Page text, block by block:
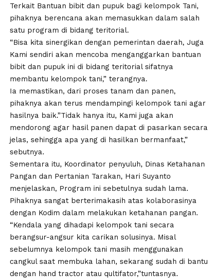
Terkait Bantuan bibit dan pupuk bagi kelompok Tani,
pihaknya berencana akan memasukkan dalam salah
satu program di bidang teritorial.
“Bisa kita sinergikan dengan pemerintan daerah, Juga
Kami sendiri akan mencoba menganggarkan bantuan
bibit dan pupuk ini di bidang teritorial sifatnya
membantu kelompok tani,” terangnya.
Ia memastikan, dari proses tanam dan panen,
pihaknya akan terus mendampingi kelompok tani agar
hasilnya baik.”Tidak hanya itu, Kami juga akan
mendorong agar hasil panen dapat di pasarkan secara
jelas, sehingga apa yang di hasilkan bermanfaat,”
sebutnya.
Sementara itu, Koordinator penyuluh, Dinas Ketahanan
Pangan dan Pertanian Tarakan, Hari Suyanto
menjelaskan, Program ini sebetulnya sudah lama.
Pihaknya sangat berterimakasih atas kolaborasinya
dengan Kodim dalam melakukan ketahanan pangan.
“Kendala yang dihadapi kelompok tani secara
berangsur-angsur kita carikan solusinya. Misal
sebelumnya kelompok tani masih menggunakan
cangkul saat membuka lahan, sekarang sudah di bantu
dengan hand tractor atau qultifator,”tuntasnya.